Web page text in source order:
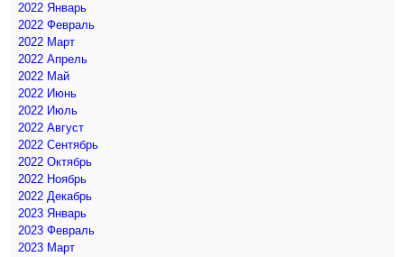
2022 Январь
2022 Февраль
2022 Март
2022 Апрель
2022 Май
2022 Июнь
2022 Июль
2022 Август
2022 Сентябрь
2022 Октябрь
2022 Ноябрь
2022 Декабрь
2023 Январь
2023 Февраль
2023 Март